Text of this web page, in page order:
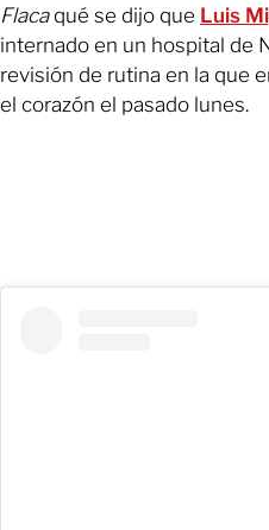
Flacaqué se dijo que Luis
internado en un hospital de
revisión de rutina en la que
el corazón el pasado lunes.